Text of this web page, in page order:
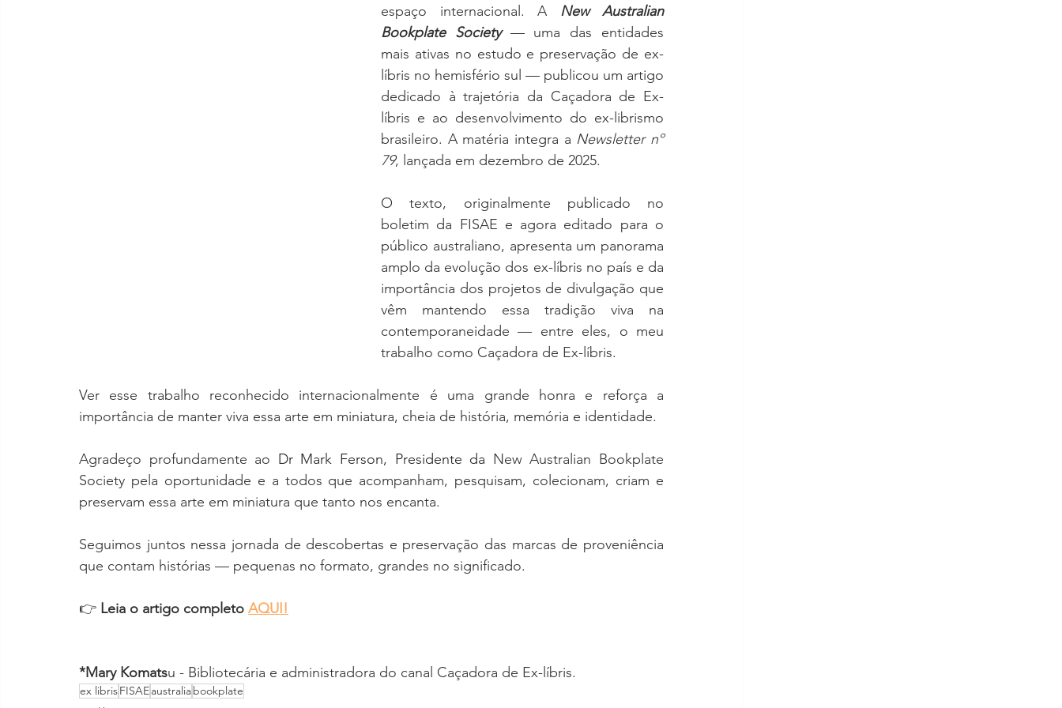
espaço internacional. A New Australian
Bookplate Society — uma das entidades
mais ativas no estudo e preservação de ex-
líbris no hemisfério sul — publicou um artigo
dedicado à trajetória da Caçadora de Ex-
líbris e ao desenvolvimento do ex-librismo
brasileiro. A matéria integra a Newsletter nº
79, lançada em dezembro de 2025.
O texto, originalmente publicado no
boletim da FISAE e agora editado para o
público australiano, apresenta um panorama
amplo da evolução dos ex-líbris no país e da
importância dos projetos de divulgação que
vêm mantendo essa tradição viva na
contemporaneidade — entre eles, o meu
trabalho como Caçadora de Ex-líbris.
Ver esse trabalho reconhecido internacionalmente é uma grande honra e reforça a
importância de manter viva essa arte em miniatura, cheia de história, memória e identidade.
Agradeço profundamente ao Dr Mark Ferson, Presidente da New Australian Bookplate
Society pela oportunidade e a todos que acompanham, pesquisam, colecionam, criam e
preservam essa arte em miniatura que tanto nos encanta.
Seguimos juntos nessa jornada de descobertas e preservação das marcas de proveniência
que contam histórias — pequenas no formato, grandes no significado.
👉 Leia o artigo completo AQUI!
*Mary Komatsu - Bibliotecária e administradora do canal Caçadora de Ex-líbris.
ex librisFISAEaustraliabookplate